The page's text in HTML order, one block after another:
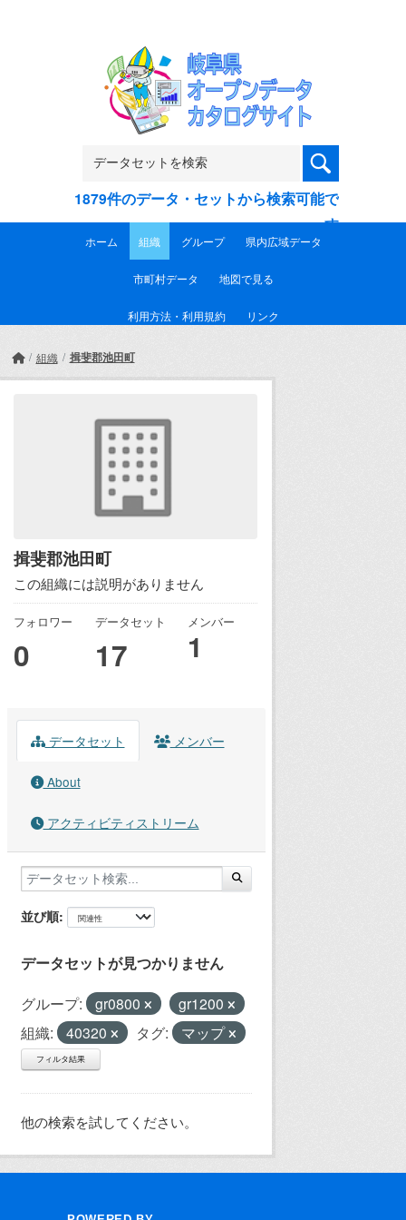
1879件のデータ・セットから検索可能で
す
ホーム 組織 グループ 県内広域データ
市町村データ 地図で見る
利用方法・利用規約 リンク
組織 揖斐郡池田町
揖斐郡池田町
この組織には説明がありません
フォロワー
0
データセット
17
メンバー
1
データセット メンバー
About
アクティビティストリーム
並び順
データセットが見つかりません
グループ: gr0800
gr1200
組織:
40320 タグ: マップ
フィルタ結果
他の検索を試してください。